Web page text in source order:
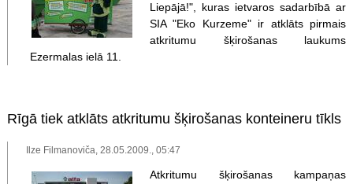
Liepājā!", kuras ietvaros sadarbībā ar
SIA "Eko Kurzeme" ir atklāts pirmais
atkritumu šķirošanas laukums
Ezermalas ielā 11.
Rīgā tiek atklāts atkritumu šķirošanas konteineru tīkls
Ilze Filmanoviča, 28.05.2009., 05:47
Atkritumu šķirošanas kampaņas